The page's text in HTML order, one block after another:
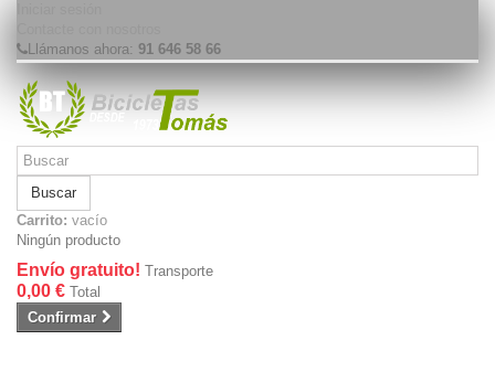
Llámanos ahora: 91 646 58 66
Buscar
Carrito: vacío
Ningún producto
Envío gratuito! Transporte
0,00 € Total
Confirmar